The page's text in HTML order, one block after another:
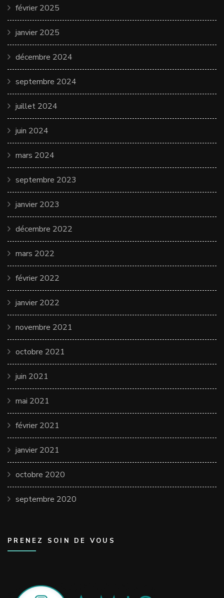
février 2025
janvier 2025
décembre 2024
septembre 2024
juillet 2024
juin 2024
mars 2024
septembre 2023
janvier 2023
décembre 2022
mars 2022
février 2022
janvier 2022
novembre 2021
octobre 2021
juin 2021
mai 2021
février 2021
janvier 2021
octobre 2020
septembre 2020
PRENEZ SOIN DE VOUS